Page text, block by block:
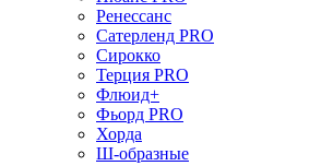
Ренессанс
Сатерленд PRO
Сирокко
Терция PRO
Флюид+
Фьорд PRO
Хорда
Ш-образные